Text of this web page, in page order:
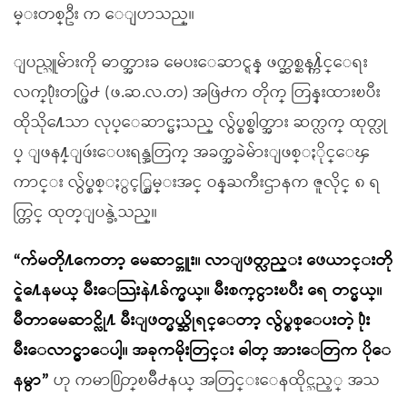
မ္းတစ္ဦး က ေျပာသည္။
ျပည္သူမ်ားကို ဓာတ္အားခ မေပးေဆာင္ရန္ ဖက္ဆစ္ဆန႔္က်င္ေရး
လက္႐ုံးတပ္ဖြဲ႕ (ဖ.ဆ.လ.တ) အဖြဲ႕က တိုက္ တြန္းထားၿပီး
ထိုသို႔ေသာ လုပ္ေဆာင္မႈသည္ လွ်ပ္စစ္ဓါတ္အား ဆက္လက္ ထုတ္လု
ပ္ ျဖန႔္ျဖဴးေပးရန္အတြက္ အခက္အခဲမ်ားျဖစ္ႏိုင္ေၾ
ကာင္း လွ်ပ္စစ္ႏွင့္စြမ္းအင္ ဝန္ႀကီးဌာနက ဇူလိုင္ ၈ ရ
က္တြင္ ထုတ္ျပန္ခဲ့သည္။
“က်မတို႔ကေတာ့ မေဆာင္ဘူး။ လာျဖတ္လည္း ဖေယာင္းတို
င္နဲ႔ေနမယ္ မီးေသြးနဲ႔ခ်က္မယ္။ မီးစက္ငွားၿပီး ေရ တင္မယ္။
မီတာမေဆာင္လို႔ မီးျဖတ္မယ္ဆိုရင္ေတာ့ လွ်ပ္စစ္ေပးတဲ့ ႐ုံး
မီးေလာင္မွာေပါ့။ အခုကမိုးတြင္း ဓါတ္ အားေတြက ပိုေ
နမွာ” ဟု ကမာ႐ြတ္ၿမိဳ႕နယ္ အတြင္းေနထိုင္သည့္ အသ